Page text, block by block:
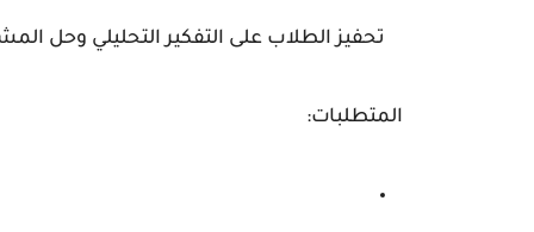
تحفيز الطلاب على التفكير التحليلي وحل
المتطلبات: